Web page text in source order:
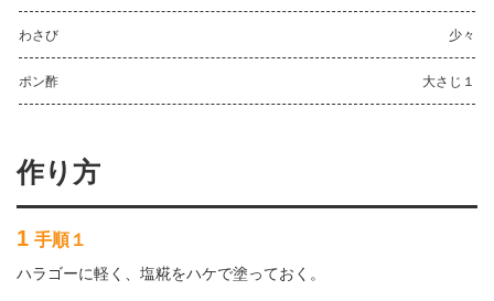
わさび 少々
ポン酢 大さじ１
作り方
1 手順１
ハラゴーに軽く、塩糀をハケで塗っておく。